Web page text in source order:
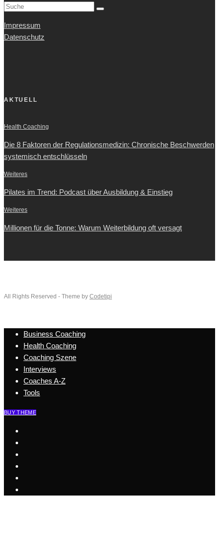
Impressum
Datenschutz
AKTUELL
Health Coaching
Die 8 Faktoren der Regulationsmedizin: Chronische Beschwerden
systemisch entschlüsseln
Weiteres
Pilates im Trend: Podcast über Ausbildung & Einstieg
Weiteres
Millionen für die Tonne: Warum Weiterbildung oft versagt
All Rights Reserved - Theme by Codetipi
Business Coaching
Health Coaching
Coaching Szene
Interviews
Coaches A-Z
Tools
BUY THEME